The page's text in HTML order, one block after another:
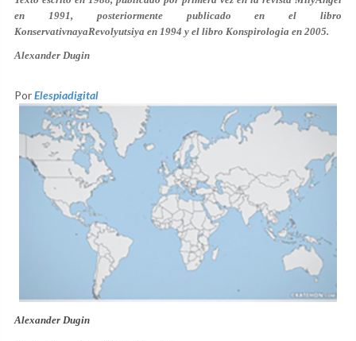
en 1991, posteriormente publicado en el libro
KonservativnayaRevolyutsiya en 1994 y el libro Konspirologia en 2005.
Alexander Dugin
PorElespiadigital
Alexander Dugin